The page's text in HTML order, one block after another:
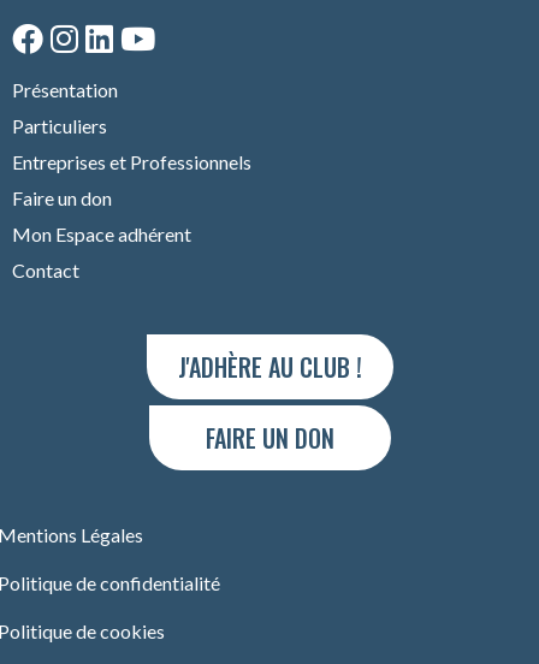
Présentation
Particuliers
Entreprises et Professionnels
Faire un don
Mon Espace adhérent
Contact
J'ADHÈRE AU CLUB !
FAIRE UN DON
Légales
de confidentialité
de cookies